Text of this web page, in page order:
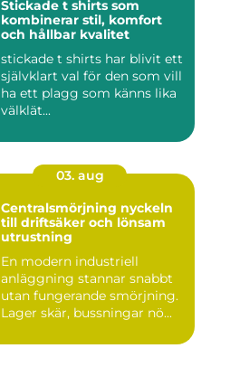
Stickade t shirts som
kombinerar stil, komfort
och hållbar kvalitet
stickade t shirts har blivit ett
självklart val för den som vill
ha ett plagg som känns lika
välklät...
03. aug
Centralsmörjning nyckeln
till driftsäker och lönsam
utrustning
En modern industriell
anläggning stannar snabbt
utan fungerande smörjning.
Lager skär, bussningar nö...